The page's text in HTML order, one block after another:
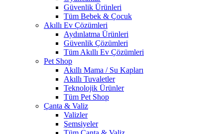
Güvenlik Ürünleri
Tüm Bebek & Çocuk
Akıllı Ev Çözümleri
Aydınlatma Ürünleri
Güvenlik Çözümleri
Tüm Akıllı Ev Çözümleri
Pet Shop
Akıllı Mama / Su Kapları
Akıllı Tuvaletler
Teknolojik Ürünler
Tüm Pet Shop
Çanta & Valiz
Valizler
Şemsiyeler